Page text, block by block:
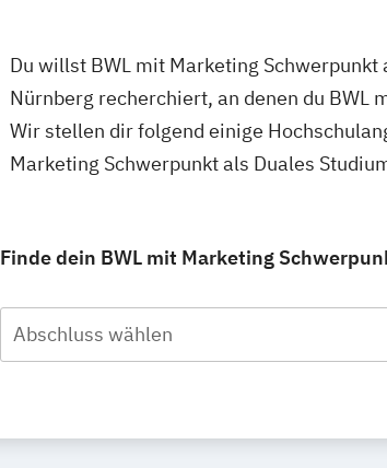
Du willst BWL mit Marketing
Nürnberg recherchiert, an denen du BWL
Wir stellen dir folgend einige
Marketing Schwerpunkt als Duales
Finde dein BWL mit Marketing
Abschluss wählen